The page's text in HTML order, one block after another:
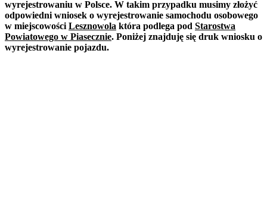
wyrejestrowaniu w Polsce. W takim przypadku musimy złożyć
odpowiedni wniosek o wyrejestrowanie samochodu osobowego
w miejscowości Lesznowola która podlega pod Starostwa
Powiatowego w Piasecznie. Poniżej znajduję się druk wniosku o
wyrejestrowanie pojazdu.